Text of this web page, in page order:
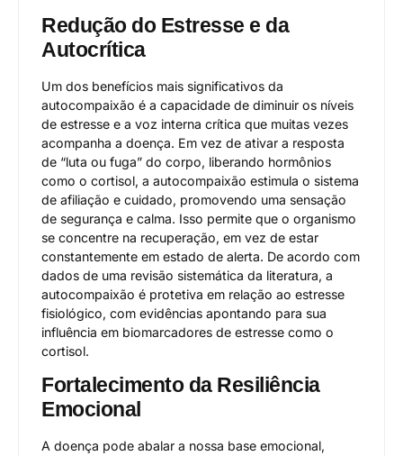
Redução do Estresse e da
Autocrítica
Um dos benefícios mais significativos da
autocompaixão é a capacidade de diminuir os níveis
de estresse e a voz interna crítica que muitas vezes
acompanha a doença. Em vez de ativar a resposta
de “luta ou fuga” do corpo, liberando hormônios
como o cortisol, a autocompaixão estimula o sistema
de afiliação e cuidado, promovendo uma sensação
de segurança e calma. Isso permite que o organismo
se concentre na recuperação, em vez de estar
constantemente em estado de alerta. De acordo com
dados de uma revisão sistemática da literatura, a
autocompaixão é protetiva em relação ao estresse
fisiológico, com evidências apontando para sua
influência em biomarcadores de estresse como o
cortisol.
Fortalecimento da Resiliência
Emocional
A doença pode abalar a nossa base emocional,